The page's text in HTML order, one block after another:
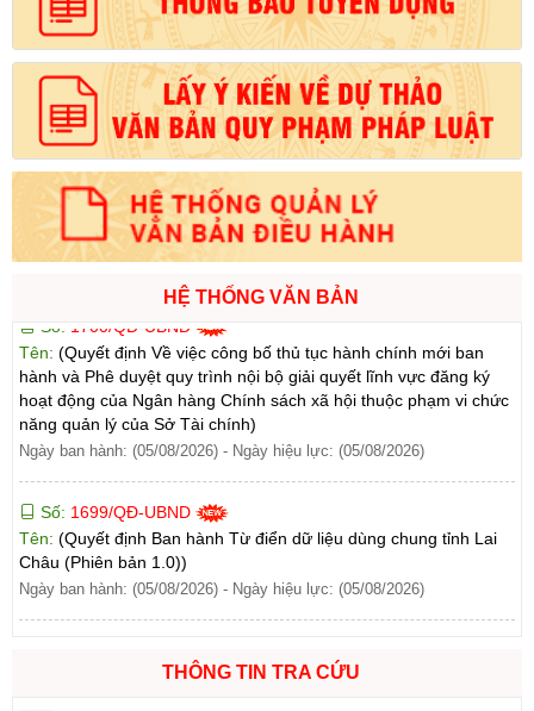
HỆ THỐNG VĂN BẢN
chức năng quản lý của Sở Tài chính)
Ngày ban hành: (05/08/2026) -Ngày hiệu lực: (05/08/2026)
1705/QĐ-UBND
Tên:(Quyết định Về việc công bố thủ tục hành chính sửa đổi, bổ
sung và phê duyệt Quy trình nội bộ giải quyết thủ tục hành chính
trong lĩnh vực đấu thầu lựa chọn nhà đầu tư thuộc phạm vi chức
năng quản lý của Sở Tài chính)
Ngày ban hành: (05/08/2026) -Ngày hiệu lực: (05/08/2026)
(Quyết định Về việc công bố thủ tục hành chính mới ban
hành và Phê duyệt quy trình nội bộ giải quyết lĩnh vực đăng ký
hoạt động của Ngân hàng Chính sách xã hội thuộc phạm vi chức
năng quản lý của Sở Tài chính)
Ngày ban hành: (05/08/2026) -Ngày hiệu lực: (05/08/2026)
Số:
1699/QĐ-UBND
Châu (Phiên bản 1.0))
Ngày ban hành: (05/08/2026) Ngày hiệu lực: (05/08/2026)
Số:
1702/QĐ-UBND
hành chính lĩnh vực thành lập và hoạt động của tổ hợp tác không
THÔNG TIN TRA CỨU